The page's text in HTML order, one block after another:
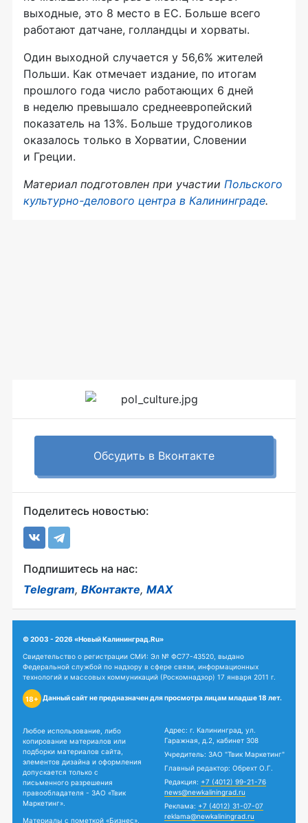
выходные, это 8 место в ЕС. Больше всего
работают датчане, голландцы и хорваты.
Один выходной случается у 56,6% жителей
Польши. Как отмечает издание, по итогам
прошлого года число работающих 6 дней
в неделю превышало среднеевропейский
показатель на 13%. Больше трудоголиков
оказалось только в Хорватии, Словении
и Греции.
Материал подготовлен при участии Польского
культурно-делового центра в Калининграде.
Обсудить в Вконтакте
Поделитесь новостью:
Подпишитесь на нас:
Telegram, ВКонтакте, MAX
© 2003 - 2026 «Новый Калининград.Ru»
Свидетельство о регистрации СМИ: Эл № ФС77-43520, выдано
Федеральной службой по надзору в сфере связи, информационных
технологий и массовых коммуникаций (Роскомнадзор) 17 января 2011 г.
18+ Данный сайт не предназначен для просмотра лицам младше 18 лет.
Любое использование, либо
копирование материалов или
подборки материалов сайта,
элементов дизайна и оформления
допускается только с
письменного разрешения
правообладателя - ЗАО «Твик
Маркетинг».
Материалы с пометкой «Бизнес»,
Адрес: г. Калининград, ул.
Гаражная, д.2, кабинет 308
Учредитель: ЗАО "Твик Маркетинг"
Главный редактор: Обрехт О.Г.
Редакция: +7 (4012) 99-21-76
news@newkaliningrad.ru
Реклама: +7 (4012) 31-07-07
reklama@newkaliningrad.ru